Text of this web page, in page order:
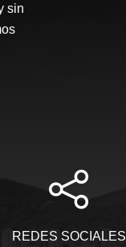
sin
REDES SOCIALES